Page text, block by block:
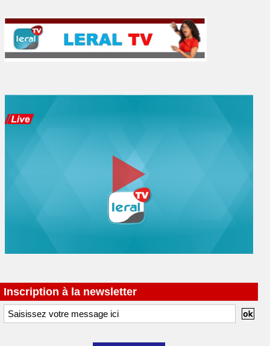
Inscription à la newsletter